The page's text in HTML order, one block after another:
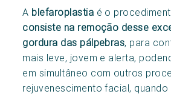
A blefaroplastia é o
consiste na remoção desse
gordura das pálpebras, para
mais leve, jovem e alerta,
em simultâneo com outros
rejuvenescimento facial, quando